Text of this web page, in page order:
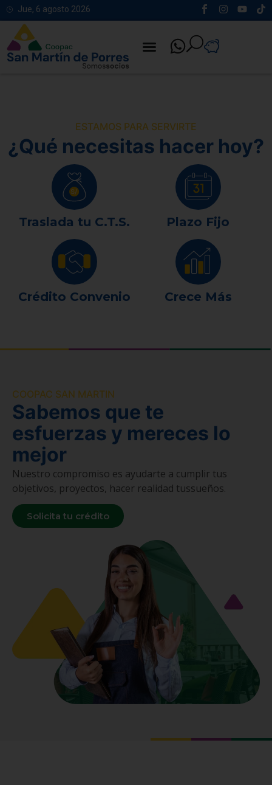
Jue, 6 agosto 2026
ESTAMOS PARA SERVIRTE
¿Qué necesitas hacer hoy?
Traslada tu C.T.S. Plazo Fijo
Crédito Convenio Crece Más
COOPAC SAN MARTIN
Sabemos que te
esfuerzas y mereces lo
mejor
Nuestro compromiso es ayudarte a cumplir tus
objetivos, proyectos, hacer realidad tussueños.
Solicita tu crédito